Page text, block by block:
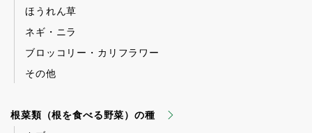
ほうれん草
ネギ・ニラ
ブロッコリー・カリフラワー
その他
根菜類（根を食べる野菜）の種